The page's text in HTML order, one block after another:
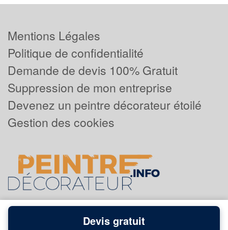
Mentions Légales
Politique de confidentialité
Demande de devis 100% Gratuit
Suppression de mon entreprise
Devenez un peintre décorateur étoilé
Gestion des cookies
Powered byPlus que pro
Devis gratuit